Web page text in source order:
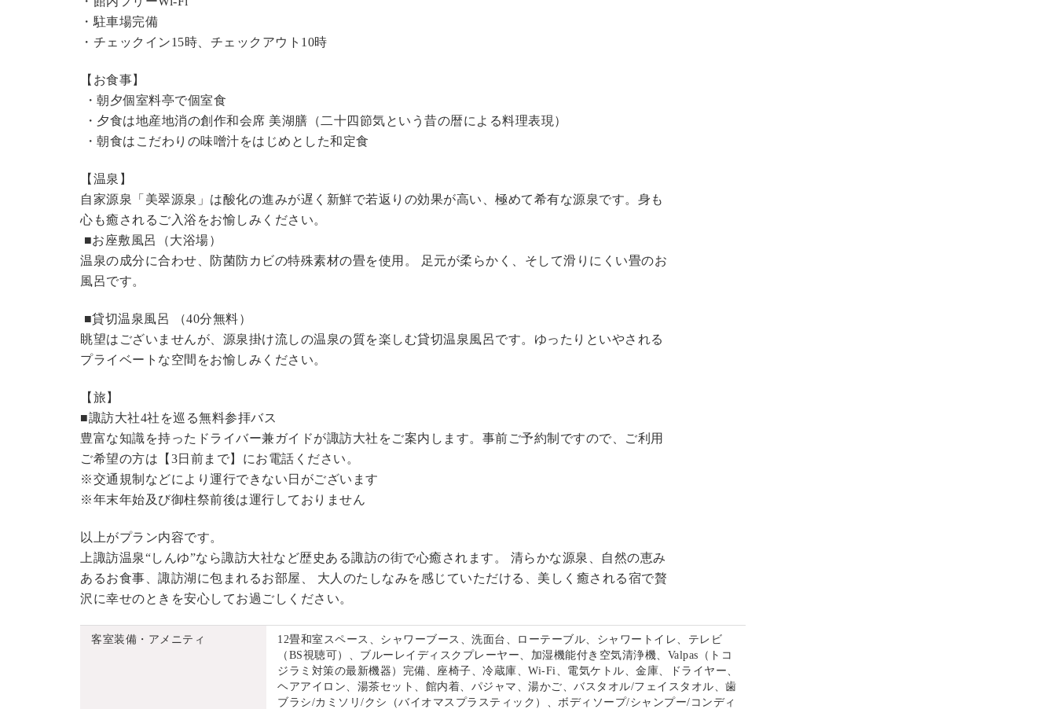
・駐車場完備
・チェックイン15時、チェックアウト10時
【お食事】
・朝夕個室料亭で個室食
・夕食は地産地消の創作和会席 美湖膳（二十四節気という昔の暦による料理表現）
・朝食はこだわりの味噌汁をはじめとした和定食
【温泉】
自家源泉「美翠源泉」は酸化の進みが遅く新鮮で若返りの効果が高い、極めて希有な源泉です。身も
心も癒されるご入浴をお愉しみください。
■お座敷風呂（大浴場）
温泉の成分に合わせ、防菌防カビの特殊素材の畳を使用。 足元が柔らかく、そして滑りにくい畳のお
風呂です。
■貸切温泉風呂 （40分無料）
眺望はございませんが、源泉掛け流しの温泉の質を楽しむ貸切温泉風呂です。ゆったりといやされる
プライベートな空間をお愉しみください。
【旅】
■諏訪大社4社を巡る無料参拝バス
豊富な知識を持ったドライバー兼ガイドが諏訪大社をご案内します。 事前ご予約制ですので、ご利用
ご希望の方は【3日前まで】にお電話ください。
※交通規制などにより運行できない日がございます
※年末年始及び御柱祭前後は運行しておりません
以上がプラン内容です。
上諏訪温泉“しんゆ”なら諏訪大社など歴史ある諏訪の街で心癒されます。 清らかな源泉、自然の恵み
あるお食事、諏訪湖に包まれるお部屋、 大人のたしなみを感じていただける、美しく癒される宿で贅
沢に幸せのときを安心してお過ごしください。
客室装備・アメニティ
12畳和室スペース、シャワーブース、洗面台、ローテーブル、シャワートイレ、テレビ
（BS視聴可）、ブルーレイディスクプレーヤー、加湿機能付き空気清浄機、Valpas（トコ
ジラミ対策の最新機器）完備、座椅子、冷蔵庫、Wi-Fi、電気ケトル、金庫、ドライヤー、
ヘアアイロン、湯茶セット、館内着、パジャマ、湯かご、バスタオル/フェイスタオル、歯
ブラシ/カミソリ/クシ（バイオマスプラスティック）、ボディソープ/シャンプー/コンディ